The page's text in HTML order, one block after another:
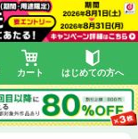
カート はじめての方へ